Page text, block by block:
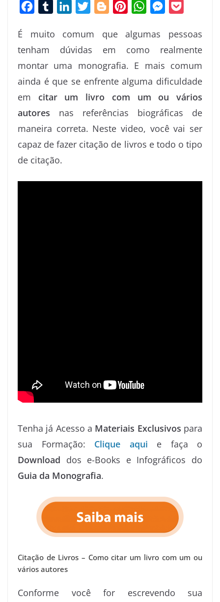
c
e
b
o
o
k
m
l
r
n
k
d
I
n
i
t
t
e
r
o
g
g
e
n
t
e
r
e
s
t
W
a
t
s
A
p
p
M
s
n
g
e
r
c
k
e
t
É muito comum que algumas pessoas
tenham dúvidas em como realmente
montar uma monografia. E mais comum
ainda é que se enfrente alguma dificuldade
em citar um livro com um ou vários
autores nas referências biográficas de
maneira correta. Neste video, você vai ser
capaz de fazer citação de livros e todo o tipo
de citação.
Tenha já Acesso a Materiais Exclusivos para
sua Formação:
Clique aqui
e faça o
Download dos e-Books e Infográficos do
Guia da Monografia.
Citação de Livros – Como citar um livro com um ou
vários autores
Conforme você for escrevendo sua